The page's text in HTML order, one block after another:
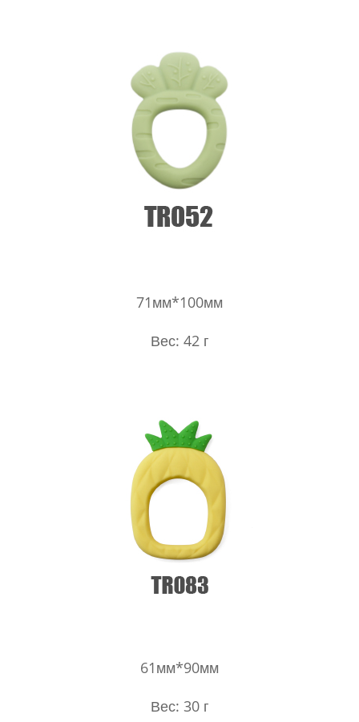
71мм*100мм
Вес: 42 г
61мм*90мм
Вес: 30 г